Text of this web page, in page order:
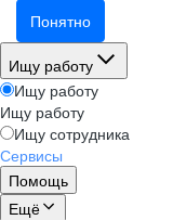
Понятно
Ищу работу
Ищу работу
Ищу работу
Ищу сотрудника
Сервисы
Помощь
Ещё